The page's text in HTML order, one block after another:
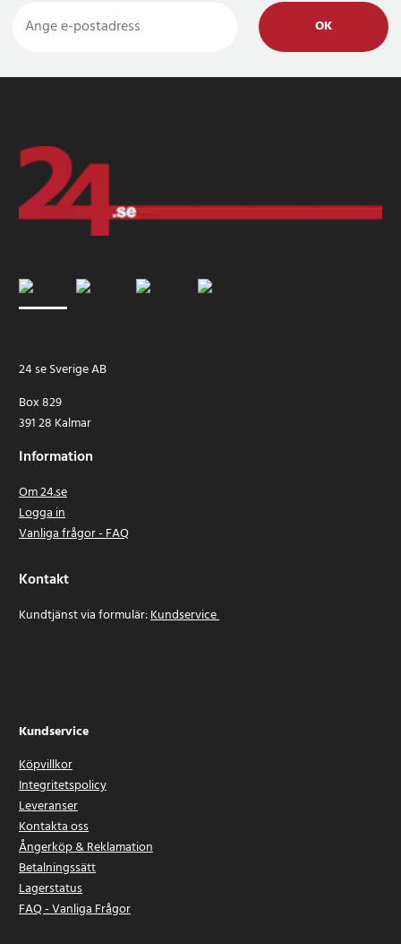
OK
24 se Sverige AB
Box 829
391 28 Kalmar
Information
Om 24.se
Logga in
Vanliga frågor - FAQ
Kontakt
Kundtjänst via formulär:Kundservice
Kundservice
Köpvillkor
Integritetspolicy
Leveranser
Kontakta oss
Ångerköp & Reklamation
Betalningssätt
Lagerstatus
FAQ - Vanliga Frågor